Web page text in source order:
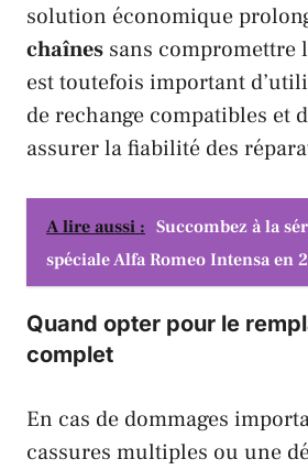
solution économique
chaînes sans compromettre
est toutefois important
de rechange compatibles et
assurer la fiabilité des
A lire aussi : Succombez à la
spéciale Alfa Romeo Intensa en
Quand opter pour le
complet
En cas de dommages
cassures multiples ou une